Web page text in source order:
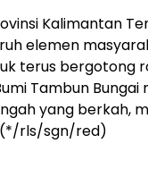
Kalimantan
elemen
terus bergotong
Tambun Bungai
yang berkah,
rls/sgn/red)